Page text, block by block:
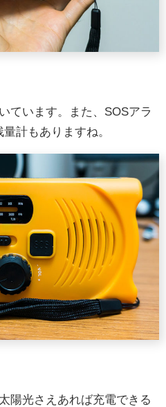
ています。また、SOSアラ
計もありますね。
陽光さえあれば充電できる